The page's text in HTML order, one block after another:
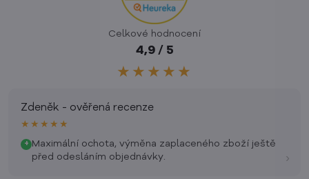
Celkové hodnocení
4,9 / 5
★★★★★
Zdeněk - ověřená recenze
★★★★★
+ Maximální ochota, výměna zaplaceného zboží ještě
před odesláním objednávky.
›